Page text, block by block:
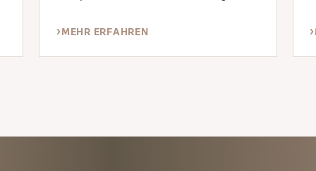
Beitrag.
MEHR ERFAHREN